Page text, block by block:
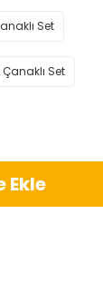
Set
Set
Ekle